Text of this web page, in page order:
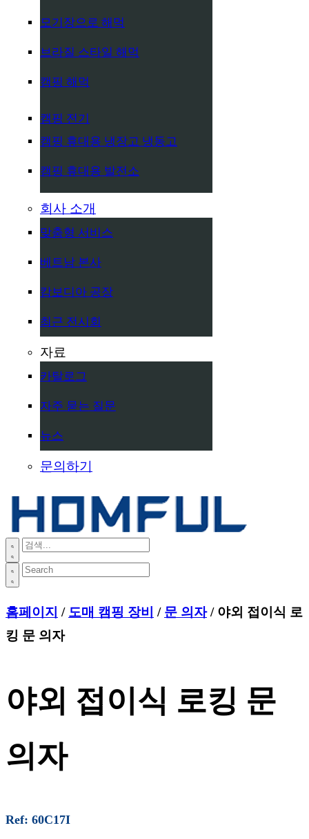
모기장으로 해먹
브라질 스타일 해먹
캠핑 해먹
캠핑 전기
캠핑 휴대용 냉장고 냉동고
캠핑 휴대용 발전소
회사 소개
맞춤형 서비스
베트남 본사
캄보디아 공장
최근 전시회
자료
카탈로그
자주 묻는 질문
뉴스
문의하기
홈페이지 / 도매 캠핑 장비 / 문 의자/ 야외 접이식 로
킹 문 의자
야외 접이식 로킹 문
의자
Ref: 60C17I